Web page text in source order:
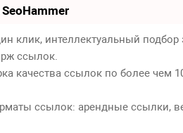
клик, интеллектуальный
ссылок.
качества ссылок по более чем
ссылок: арендные ссылки,